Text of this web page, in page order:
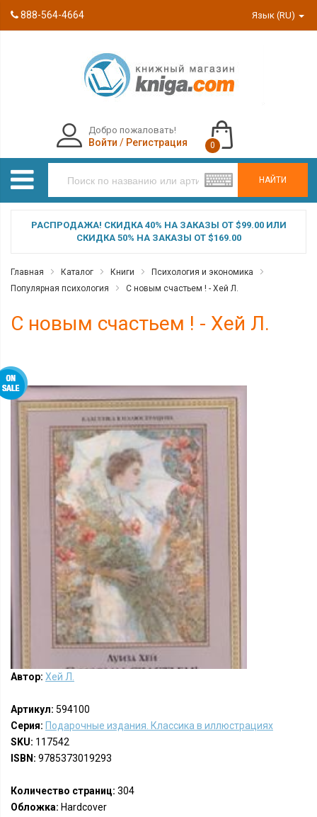
888-564-4664 Язык (RU)
НАЙТИ
Добро пожаловать!
Войти / Регистрация 0
РАСПРОДАЖА! СКИДКА 40% НА ЗАКАЗЫ ОТ $99.00 ИЛИ
СКИДКА 50% НА ЗАКАЗЫ ОТ $169.00
Главная Каталог Книги
Психология и экономика
Популярная психология
С новым счастьем ! - Хей Л.
С новым счастьем ! - Хей Л.
Автор: Хей Л.
Артикул: 594100
Серия: Подарочные издания. Классика в иллюстрациях
SKU: 117542
ISBN: 9785373019293
Количество страниц: 304
Обложка: Hardcover